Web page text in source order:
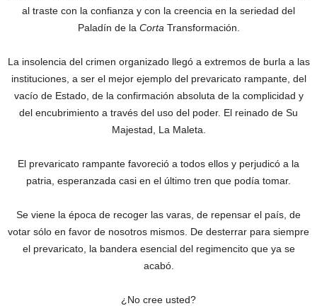
al traste con la confianza y con la creencia en la seriedad del
Paladín de la Corta Transformación.
La insolencia del crimen organizado llegó a extremos de burla a las
instituciones, a ser el mejor ejemplo del prevaricato rampante, del
vacío de Estado, de la confirmación absoluta de la complicidad y
del encubrimiento a través del uso del poder.‎ El reinado de Su
Majestad, La Maleta.
El prevaricato rampante favoreció a todos ellos y perjudicó a la
patria, esperanzada casi en el último tren que podía tomar.
Se viene la época de recoger las varas, de repensar el país, de
votar sólo en favor de nosotros mismos. De desterrar para siempre
el prevaricato, la bandera esencial del regimencito que ya se
acabó.
¿No cree usted?